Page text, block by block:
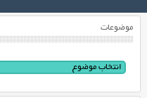
موضوعات